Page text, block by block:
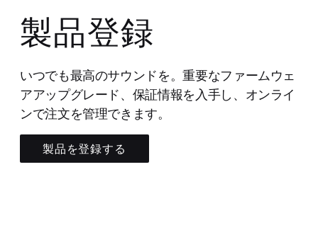
製品登録
いつでも最高のサウンドを。重要なファームウェ
アアップグレード、保証情報を入手し、オンライ
ンで注文を管理できます。
製品を登録する